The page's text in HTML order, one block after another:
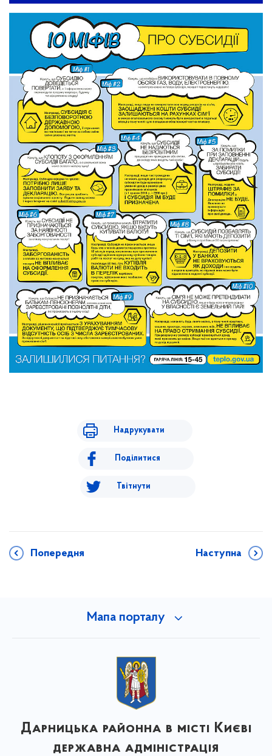
Надрукувати
Поділитися
Твітнути
Попередня Наступна
Мапа порталу
Дарницька районна в місті Києві
державна адміністрація